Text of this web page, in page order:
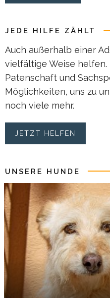
JEDE HILFE ZÄHLT
Auch außerhalb einer
vielfältige Weise
Patenschaft und
Möglichkeiten, uns zu
noch viele mehr.
JETZT HELFEN
UNSERE HUNDE